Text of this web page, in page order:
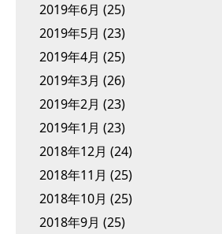
2019年6月 (25)
2019年5月 (23)
2019年4月 (25)
2019年3月 (26)
2019年2月 (23)
2019年1月 (23)
2018年12月 (24)
2018年11月 (25)
2018年10月 (25)
2018年9月 (25)